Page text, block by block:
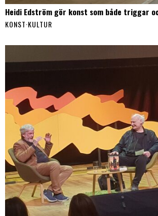
Heidi Edström gör konst som både triggar
KONST·KULTUR